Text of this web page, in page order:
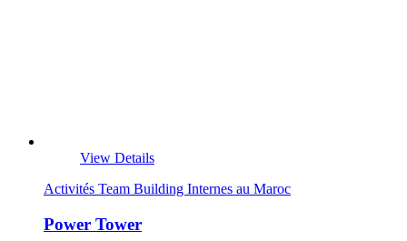
View Details
Activités Team Building Internes au Maroc
Power Tower